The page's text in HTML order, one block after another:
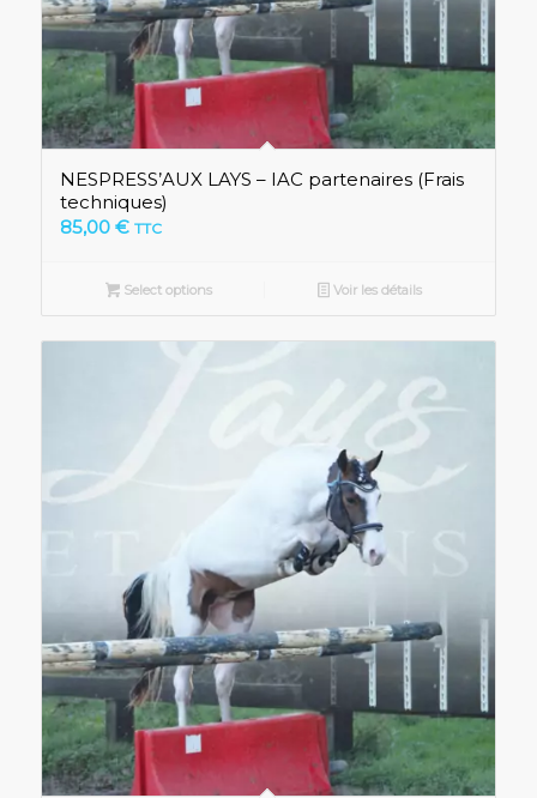
NESPRESS’AUX LAYS – IAC partenaires (Frais
techniques)
85,00 € TTC
Select options Voir les détails